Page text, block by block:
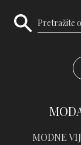
MODNE